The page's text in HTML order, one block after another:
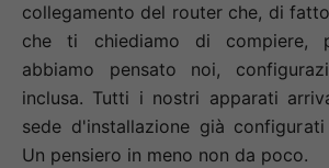
collegamento del router che, di
che ti chiediamo di compiere,
abbiamo pensato noi,
inclusa. Tutti i nostri apparati
sede d'installazione già
Un pensiero in meno non da poco.